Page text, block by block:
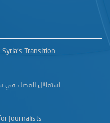
Transition
استقلال القضاء في
Journalists